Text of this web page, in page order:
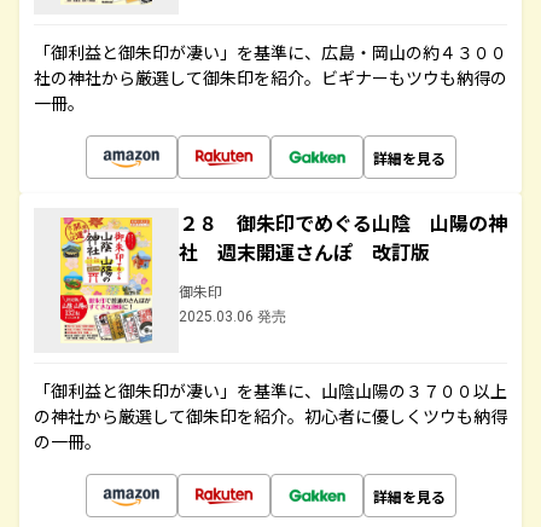
「御利益と御朱印が凄い」を基準に、広島・岡山の約４３００
社の神社から厳選して御朱印を紹介。ビギナーもツウも納得の
一冊。
詳細を見る
２８ 御朱印でめぐる山陰 山陽の神
社 週末開運さんぽ 改訂版
御朱印
2025.03.06 発売
「御利益と御朱印が凄い」を基準に、山陰山陽の３７００以上
の神社から厳選して御朱印を紹介。初心者に優しくツウも納得
の一冊。
詳細を見る